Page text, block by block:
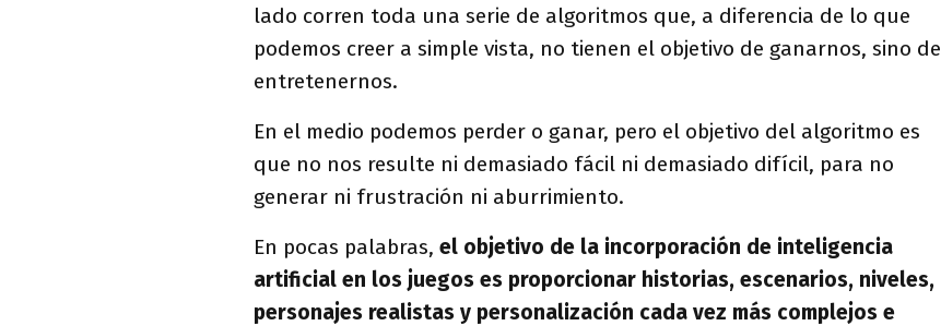
lado corren toda una serie de algoritmos que, a diferencia de lo que
podemos creer a simple vista, no tienen el objetivo de ganarnos, sino de
entretenernos.
En el medio podemos perder o ganar, pero el objetivo del algoritmo es
que no nos resulte ni demasiado fácil ni demasiado difícil, para no
generar ni frustración ni aburrimiento.
En pocas palabras, el objetivo de la incorporación de inteligencia
artificial en los juegos es proporcionar historias, escenarios, niveles,
personajes realistas y personalización cada vez más complejos e